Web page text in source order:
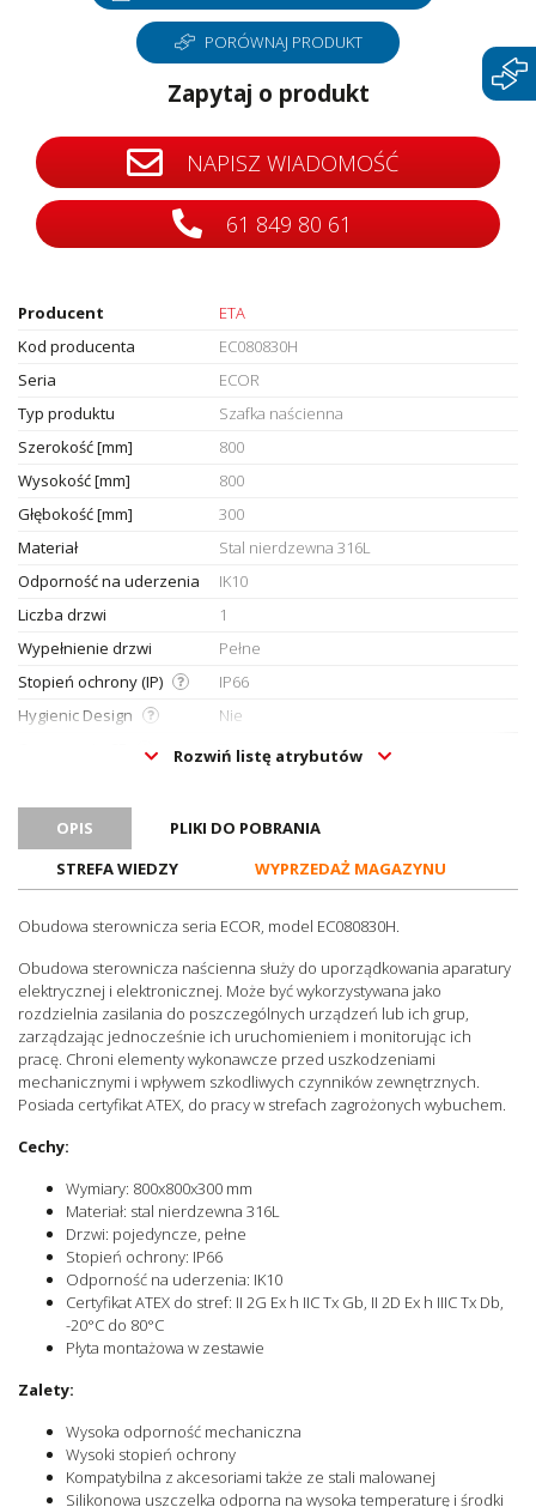
PORÓWNAJ PRODUKT
Zapytaj o produkt
NAPISZ WIADOMOŚĆ
61 849 80 61
Producent
ETA
Kod producenta
EC080830H
Seria
ECOR
Typ produktu
Szafka naścienna
Szerokość [mm]
800
Wysokość [mm]
800
Głębokość [mm]
300
Materiał
Stal nierdzewna 316L
Odporność na uderzenia
IK10
Liczba drzwi
1
Wypełnienie drzwi
Pełne
Stopień ochrony (IP)
IP66
Hygienic Design
Nie
Tak
Do strefy Ex 2
Kategoria Ex 2D
Tak
Kategoria Ex 3D
Tak
Kategoria Ex 3G
Tak
Certyfikat RoHS
Rozwiń listę atrybutów
OPIS
PLIKI DO POBRANIA
STREFA WIEDZY
WYPRZEDAŻ MAGAZYNU
Obudowa sterownicza seria ECOR, model EC080830H.
Obudowa sterownicza naścienna służy do uporządkowania aparatury
elektrycznej i elektronicznej. Może być wykorzystywana jako
rozdzielnia zasilania do poszczególnych urządzeń lub ich grup,
zarządzając jednocześnie ich uruchomieniem i monitorując ich
pracę. Chroni elementy wykonawcze przed uszkodzeniami
mechanicznymi i wpływem szkodliwych czynników zewnętrznych.
Posiada certyfikat ATEX, do pracy w strefach zagrożonych wybuchem.
Cechy:
Wymiary: 800x800x300 mm
Materiał: stal nierdzewna 316L
Drzwi: pojedyncze, pełne
Stopień ochrony: IP66
Odporność na uderzenia: IK10
Certyfikat ATEX do stref: II 2G Ex h IIC Tx Gb, II 2D Ex h IIIC Tx Db,
-20°C do 80°C
Płyta montażowa w zestawie
Zalety:
Wysoka odporność mechaniczna
Wysoki stopień ochrony
Kompatybilna z akcesoriami także ze stali malowanej
Silikonowa uszczelka odporna na wysoka temperaturę i środki